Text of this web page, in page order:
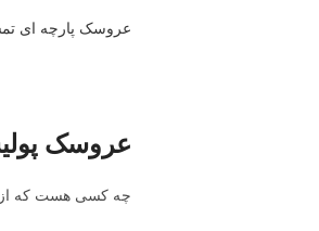
عروسک پارچه ای
عروسک
چه کسی هست که از